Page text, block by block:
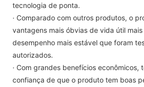
tecnologia de ponta.
· Comparado com outros produtos, o
vantagens mais óbvias de vida útil
desempenho mais estável que foram
autorizados.
· Com grandes benefícios econômicos,
confiança de que o produto tem boas